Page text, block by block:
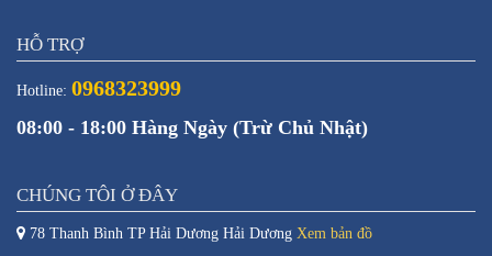
HỖ TRỢ
Hotline: 0968323999
08:00 - 18:00 Hàng Ngày (Trừ Chủ Nhật)
CHÚNG TÔI Ở ĐÂY
78 Thanh Bình TP Hải Dương Hải Dương Xem bản đồ